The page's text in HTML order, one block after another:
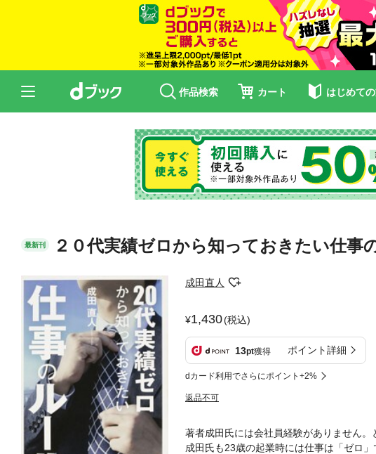
作品検索 カート はじめて
最新刊 ２０代実績ゼロから知っておきたい仕事
成田直人
1,430(税込)
13pt獲得 ポイント詳細
dカード利用でさらにポイント+2%
返品不可
著者成田氏には会社員経験がありません。
成田氏も23歳の起業時には仕事は「ゼロ